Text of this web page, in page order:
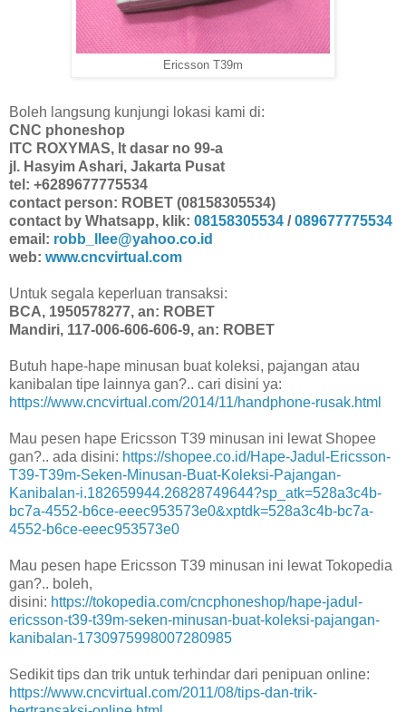
Ericsson T39m
Boleh langsung kunjungi lokasi kami di:
CNC phoneshop
ITC ROXYMAS, lt dasar no 99-a
jl. Hasyim Ashari, Jakarta Pusat
tel: +6289677775534
contact person: ROBET (08158305534)
contact by Whatsapp, klik: 08158305534 /089677775534
email: robb_llee@yahoo.co.id
web: www.cncvirtual.com
Untuk segala keperluan transaksi:
BCA, 1950578277, an: ROBET
Mandiri, 117-006-606-606-9, an: ROBET
Butuh hape-hape minusan buat koleksi, pajangan atau
kanibalan tipe lainnya gan?.. cari disini ya:
https://www.cncvirtual.com/2014/11/handphone-rusak.html
Mau pesen hape Ericsson T39 minusan ini lewat Shopee
gan?.. ada disini: https://shopee.co.id/Hape-Jadul-Ericsson-
T39-T39m-Seken-Minusan-Buat-Koleksi-Pajangan-
Kanibalan-i.182659944.26828749644?sp_atk=528a3c4b-
bc7a-4552-b6ce-eeec953573e0&xptdk=528a3c4b-bc7a-
4552-b6ce-eeec953573e0
Mau pesen hape Ericsson T39 minusan ini lewat Tokopedia
gan?.. boleh,
disini: https://tokopedia.com/cncphoneshop/hape-jadul-
ericsson-t39-t39m-seken-minusan-buat-koleksi-pajangan-
kanibalan-1730975998007280985
Sedikit tips dan trik untuk terhindar dari penipuan online:
https://www.cncvirtual.com/2011/08/tips-dan-trik-